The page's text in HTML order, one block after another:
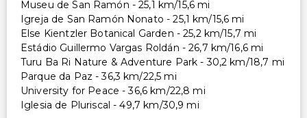
Museu de San Ramón - 25,1 km/15,6 mi
Igreja de San Ramón Nonato - 25,1 km/15,6 mi
Else Kientzler Botanical Garden - 25,2 km/15,7 mi
Estádio Guillermo Vargas Roldán - 26,7 km/16,6 mi
Turu Ba Ri Nature & Adventure Park - 30,2 km/18,7 mi
Parque da Paz - 36,3 km/22,5 mi
University for Peace - 36,6 km/22,8 mi
Iglesia de Pluriscal - 49,7 km/30,9 mi